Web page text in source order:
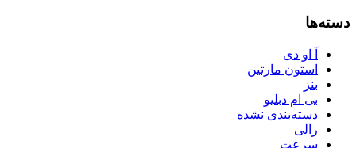
دسته‌ها
آ او دی
استون مارتین
بنز
بی ام دبلیو
دسته‌بندی نشده
رالی
سرعت